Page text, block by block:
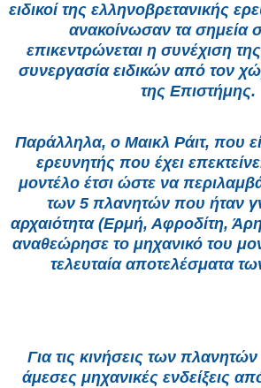
ειδικοί της ελληνοβρετανικής
ανακοίνωσαν τα σημεία
επικεντρώνεται η συνέχιση
συνεργασία ειδικών από τον
της Επιστήμης.
Παράλληλα, ο Μαικλ Ράιτ, που
ερευνητής που έχει
μοντέλο έτσι ώστε να
των 5 πλανητών που ήταν
αρχαιότητα (Ερμή, Αφροδίτη,
αναθεώρησε το μηχανικό του
τελευταία αποτελέσματα
Για τις κινήσεις των
άμεσες μηχανικές ενδείξεις